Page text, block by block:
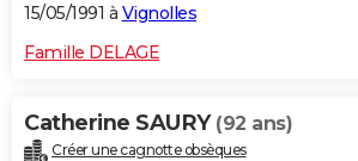
15/05/1991 à Vignolles
Famille DELAGE
Catherine SAURY (92 ans)
Créer une cagnotte obsèques